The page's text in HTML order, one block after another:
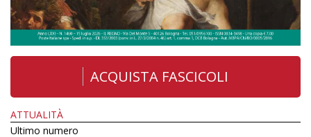
ACQUISTA FASCICOLI
ATTUALITÀ
Ultimo numero